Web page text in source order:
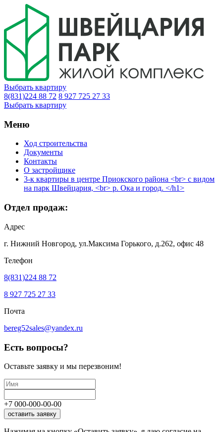
Выбрать квартиру
8(831)224 88 72 8 927 725 27 33
Выбрать квартиру
Меню
Ход строительства
Документы
Контакты
О застройщике
3-к квартиры в центре Приокского района <br> с видом
на парк Швейцария, <br> р. Ока и город. </h1>
Отдел продаж:
Адрес
г. Нижний Новгород, ул.Максима Горького, д.262, офис 48
Телефон
8(831)224 88 72
8 927 725 27 33
Почта
bereg52sales@yandex.ru
Есть вопросы?
Оставьте заявку и мы перезвоним!
+7 000-000-00-00
оставить заявку